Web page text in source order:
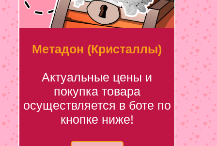
Метадон (Кристаллы)
Актуальные цены и
покупка товара
осуществляется в боте по
кнопке ниже!